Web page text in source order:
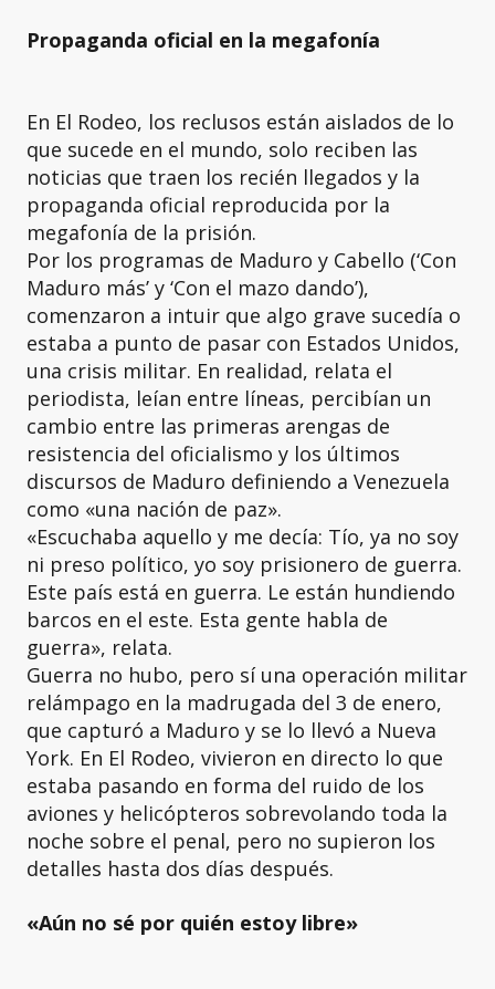
Propaganda oficial en la megafonía
En El Rodeo, los reclusos están aislados de lo
que sucede en el mundo, solo reciben las
noticias que traen los recién llegados y la
propaganda oficial reproducida por la
megafonía de la prisión.
Por los programas de Maduro y Cabello (‘Con
Maduro más’ y ‘Con el mazo dando’),
comenzaron a intuir que algo grave sucedía o
estaba a punto de pasar con Estados Unidos,
una crisis militar. En realidad, relata el
periodista, leían entre líneas, percibían un
cambio entre las primeras arengas de
resistencia del oficialismo y los últimos
discursos de Maduro definiendo a Venezuela
como «una nación de paz».
«Escuchaba aquello y me decía: Tío, ya no soy
ni preso político, yo soy prisionero de guerra.
Este país está en guerra. Le están hundiendo
barcos en el este. Esta gente habla de
guerra», relata.
Guerra no hubo, pero sí una operación militar
relámpago en la madrugada del 3 de enero,
que capturó a Maduro y se lo llevó a Nueva
York. En El Rodeo, vivieron en directo lo que
estaba pasando en forma del ruido de los
aviones y helicópteros sobrevolando toda la
noche sobre el penal, pero no supieron los
detalles hasta dos días después.
«Aún no sé por quién estoy libre»